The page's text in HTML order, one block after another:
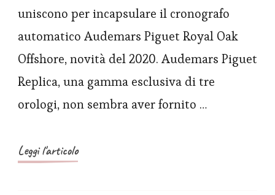
Piguet
Oak
Offshore
con
uniscono per incapsulare il cronografo
automatico Audemars Piguet Royal Oak
Offshore, novità del 2020. Audemars Piguet
Replica, una gamma esclusiva di tre
orologi, non sembra aver fornito …
Leggi l'articolo